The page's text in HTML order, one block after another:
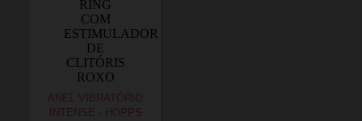
ANEL VIBRATÓRIO
INTENSE - HOPPS